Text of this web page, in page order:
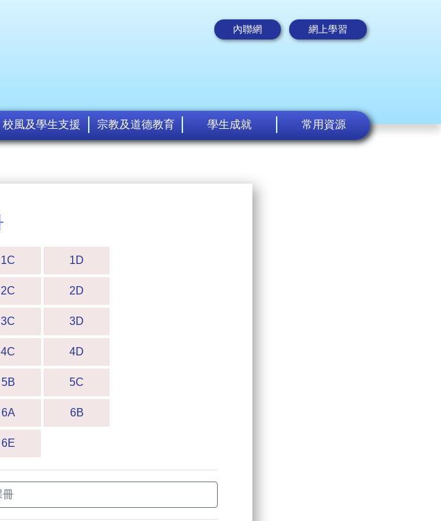
內聯網 網上學習
校風及學生支援 宗教及道德教育 學生成就 常用資源
1C 1D
2C 2D
3C 3D
4C 4D
5B 5C
6A 6B
6E
冊